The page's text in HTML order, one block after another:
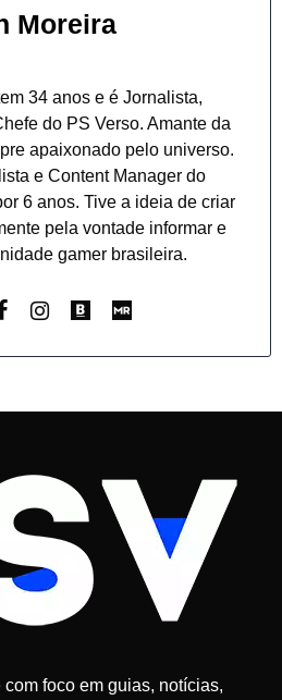
Moreira
34 anos e é Jornalista,
do PS Verso. Amante da
apaixonado pelo universo.
e Content Manager do
6 anos. Tive a ideia de criar
pela vontade informar e
gamer brasileira.
foco em guias, notícias,